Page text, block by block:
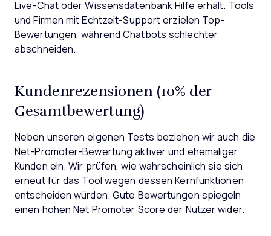
Live-Chat oder Wissensdatenbank Hilfe erhält. Tools
und Firmen mit Echtzeit-Support erzielen Top-
Bewertungen, während Chatbots schlechter
abschneiden.
Kundenrezensionen (10% der
Gesamtbewertung)
Neben unseren eigenen Tests beziehen wir auch die
Net-Promoter-Bewertung aktiver und ehemaliger
Kunden ein. Wir prüfen, wie wahrscheinlich sie sich
erneut für das Tool wegen dessen Kernfunktionen
entscheiden würden. Gute Bewertungen spiegeln
einen hohen Net Promoter Score der Nutzer wider.